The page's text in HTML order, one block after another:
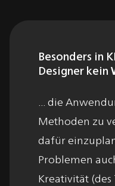
Besonders in
Designer kein
... die
Methoden zu
dafür
Problemen
Kreativität